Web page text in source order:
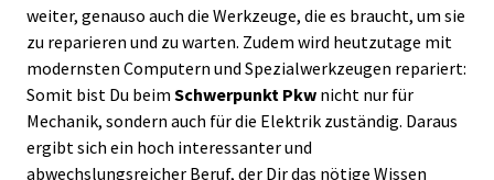
weiter, genauso auch die Werkzeuge, die es braucht, um sie
zu reparieren und zu warten. Zudem wird heutzutage mit
modernsten Computern und Spezialwerkzeugen repariert:
Somit bist Du beim Schwerpunkt Pkw nicht nur für
Mechanik, sondern auch für die Elektrik zuständig. Daraus
ergibt sich ein hoch interessanter und
abwechslungsreicher Beruf, der Dir das nötige Wissen